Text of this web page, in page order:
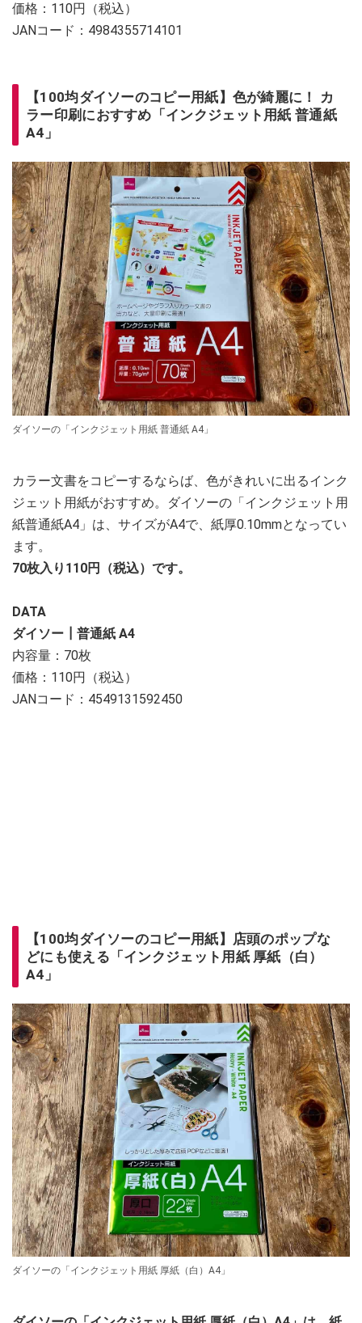
価格：110円（税込）
JANコード：4984355714101
【100均ダイソーのコピー用紙】色が綺麗に！ カ
ラー印刷におすすめ「インクジェット用紙 普通紙
A4」
ダイソーの「インクジェット用紙 普通紙 A4」
カラー文書をコピーするならば、色がきれいに出るインク
ジェット用紙がおすすめ。ダイソーの「インクジェット用
紙普通紙A4」は、サイズがA4で、紙厚0.10mmとなってい
ます。
70枚入り110円（税込）です。
DATA
ダイソー┃普通紙 A4
内容量：70枚
価格：110円（税込）
JANコード：4549131592450
【100均ダイソーのコピー用紙】店頭のポップな
どにも使える「インクジェット用紙 厚紙（白）
A4」
ダイソーの「インクジェット用紙 厚紙（白）A4」